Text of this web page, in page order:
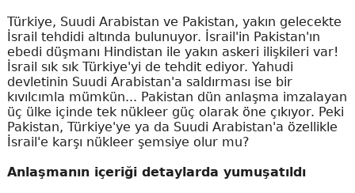
Türkiye, Suudi Arabistan ve Pakistan, yakın gelecekte
İsrail tehdidi altında bulunuyor. İsrail'in Pakistan'ın
ebedi düşmanı Hindistan ile yakın askeri ilişkileri var!
İsrail sık sık Türkiye'yi de tehdit ediyor. Yahudi
devletinin Suudi Arabistan'a saldırması ise bir
kıvılcımla mümkün... Pakistan dün anlaşma imzalayan
üç ülke içinde tek nükleer güç olarak öne çıkıyor. Peki
Pakistan, Türkiye'ye ya da Suudi Arabistan'a özellikle
İsrail'e karşı nükleer şemsiye olur mu?
Anlaşmanın içeriği detaylarda yumuşatıldı